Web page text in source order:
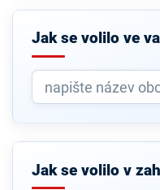
Jak se volilo ve
Jak se volilo v